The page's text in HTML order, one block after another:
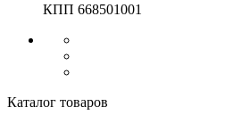
КПП 668501001
Каталог товаров